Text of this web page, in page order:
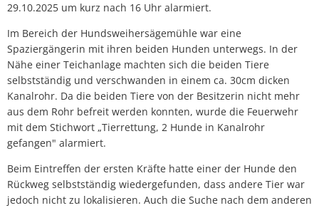
29.10.2025 um kurz nach 16 Uhr alarmiert.
Im Bereich der Hundsweihersägemühle war eine
Spaziergängerin mit ihren beiden Hunden unterwegs. In der
Nähe einer Teichanlage machten sich die beiden Tiere
selbstständig und verschwanden in einem ca. 30cm dicken
Kanalrohr. Da die beiden Tiere von der Besitzerin nicht mehr
aus dem Rohr befreit werden konnten, wurde die Feuerwehr
mit dem Stichwort „Tierrettung, 2 Hunde in Kanalrohr
gefangen" alarmiert.
Beim Eintreffen der ersten Kräfte hatte einer der Hunde den
Rückweg selbstständig wiedergefunden, dass andere Tier war
jedoch nicht zu lokalisieren. Auch die Suche nach dem anderen